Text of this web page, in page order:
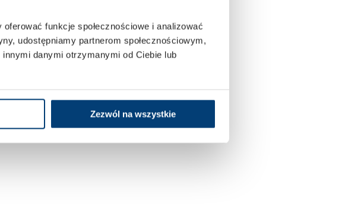
funkcje społecznościowe i analizować
udostępniamy partnerom społecznościowym,
danymi otrzymanymi od Ciebie lub
Zezwól na wszystkie